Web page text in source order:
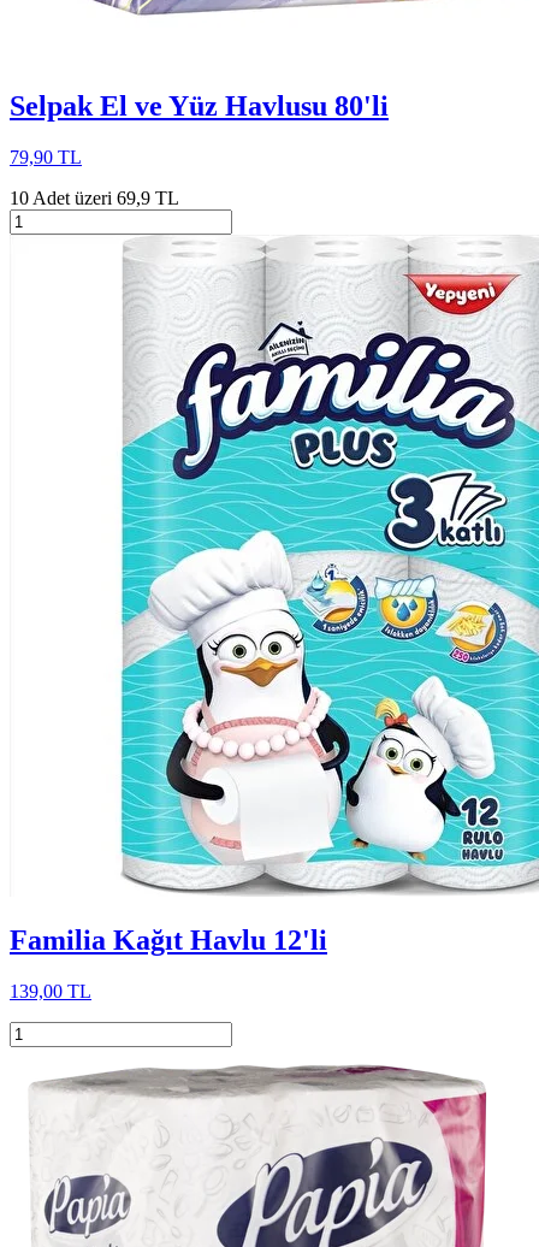
Selpak El ve Yüz Havlusu 80'li
79,90 TL
10 Adet üzeri 69,9 TL
Familia Kağıt Havlu 12'li
139,00 TL